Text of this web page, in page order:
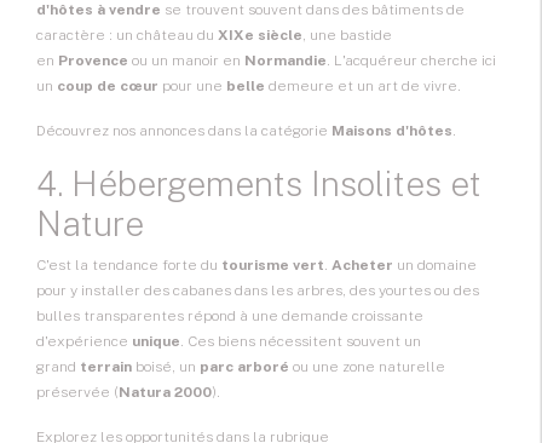
d'hôtes à vendre se trouvent souvent dans des bâtiments de
caractère : un château du XIXe siècle, une bastide
en Provence ou un manoir en Normandie. L'acquéreur cherche ici
un coup de cœur pour une belle demeure et un art de vivre.
Découvrez nos annonces dans la catégorie Maisons d'hôtes.
4. Hébergements Insolites et
Nature
C'est la tendance forte du tourisme vert. Acheter un domaine
pour y installer des cabanes dans les arbres, des yourtes ou des
bulles transparentes répond à une demande croissante
d'expérience unique. Ces biens nécessitent souvent un
grand terrain boisé, un parc arboré ou une zone naturelle
préservée (Natura 2000).
Explorez les opportunités dans la rubrique